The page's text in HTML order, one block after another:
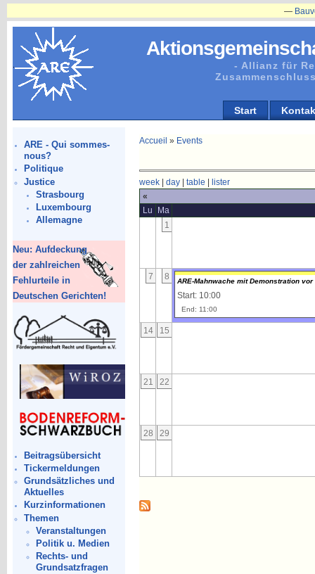
- Allianz für
Start
ARE - Qui sommes-
nous?
Politique
Justice
Strasbourg
Luxembourg
Allemagne
Neu: Aufdeckung
der zahlreichen
Fehlurteile in
Deutschen Gerichten!
Beitragsübersicht
Tickermeldungen
Grundsätzliches und
Aktuelles
Kurzinformationen
Themen
Veranstaltungen
Politik u. Medien
Rechts- und
Grundsatzfragen
Accueil » Events
week| day| table
lister
«
Lu
Ma
1
7 8 ARE-Mahnwache mit Demonstration
Start: 10:00
End: 11:00
14 15
21 22
28 29